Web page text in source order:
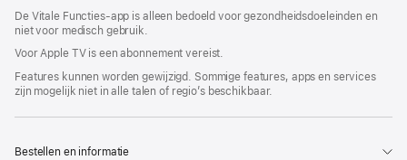
De Vitale Functies-app is alleen bedoeld voor gezondheids­doeleinden en
niet voor medisch gebruik.
Voor Apple TV is een abonnement vereist.
Features kunnen worden gewijzigd. Sommige features, apps en services
zijn mogelijk niet in alle talen of regio’s beschikbaar.
Bestellen en informatie